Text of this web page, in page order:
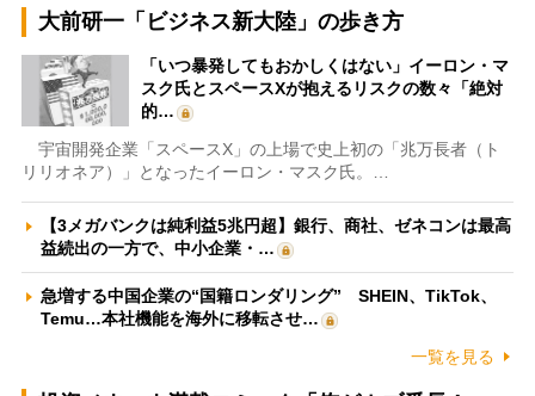
大前研一「ビジネス新大陸」の歩き方
「いつ暴発してもおかしくはない」イーロン・マ
スク氏とスペースXが抱えるリスクの数々「絶対
的…
宇宙開発企業「スペースX」の上場で史上初の「兆万長者（ト
リリオネア）」となったイーロン・マスク氏。…
【3メガバンクは純利益5兆円超】銀行、商社、ゼネコンは最高
益続出の一方で、中小企業・…
急増する中国企業の“国籍ロンダリング” SHEIN、TikTok、
Temu…本社機能を海外に移転させ…
一覧を見る